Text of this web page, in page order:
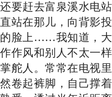
要赶去富泉溪水电
站在那儿，向背影
脸上……我知道，
作风和别人不太一
舵人。常常在电视
卷起裤脚，自己撑